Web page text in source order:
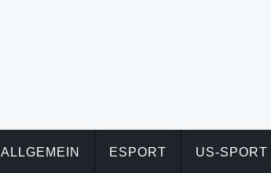
ALLGEMEIN ESPORT US-SPORT